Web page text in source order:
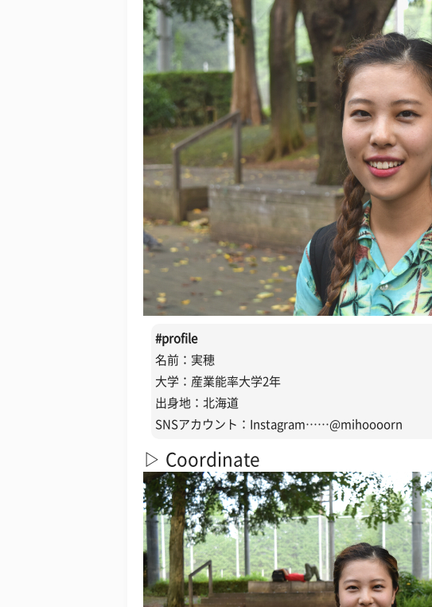
#profile
名前：実穂
大学：産業能率大学2年
出身地：北海道
SNSアカウント：Instagram……@mihoooorn
▷ Coordinate